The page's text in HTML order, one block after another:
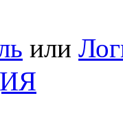
или